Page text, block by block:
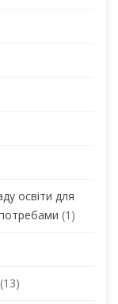
освіти для
(1)
(13)